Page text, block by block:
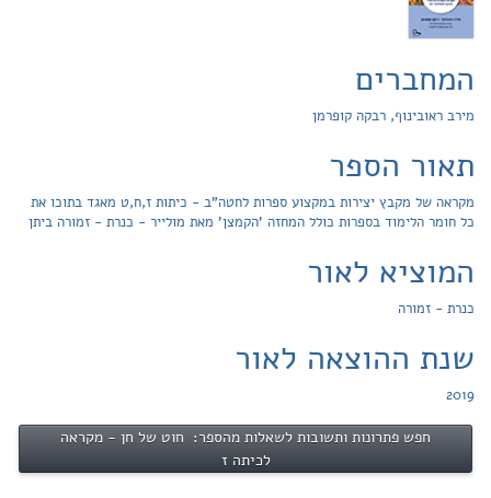
המחברים
מירב ראובינוף, רבקה קופרמן
תאור הספר
מקראה של מקבץ יצירות במקצוע ספרות לחטה"ב - כיתות ז,ח,ט מאגד בתוכו את
כל חומר הלימוד בספרות כולל המחזה 'הקמצן' מאת מולייר - כנרת - זמורה ביתן
המוציא לאור
כנרת - זמורה
שנת ההוצאה לאור
2019
חפש פתרונות ותשובות לשאלות מהספר: חוט של חן - מקראה
לכיתה ז